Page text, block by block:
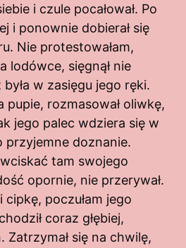
i czule pocałował. Po
i ponownie dobierał się
Nie protestowałam,
lodówce, sięgnął nie
w zasięgu jego ręki.
pupie, rozmasował oliwkę,
jego palec wdziera się w
przyjemne doznanie.
tam swojego
opornie, nie przerywał.
cipkę, poczułam jego
coraz głębiej,
Zatrzymał się na chwilę,